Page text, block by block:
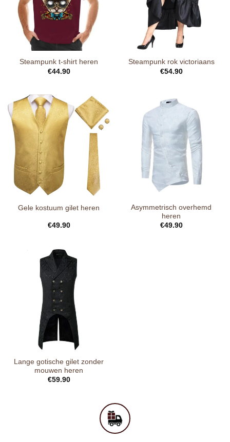
Steampunk t-shirt heren
€44.90
Steampunk rok victoriaans
€54.90
Gele kostuum gilet heren
€49.90
Asymmetrisch overhemd
heren
€49.90
Lange gotische gilet zonder
mouwen heren
€59.90